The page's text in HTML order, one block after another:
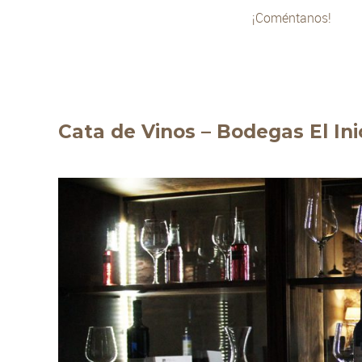
¡Coméntanos!
Cata de Vinos – Bodegas El